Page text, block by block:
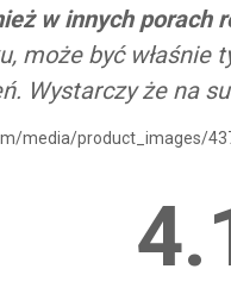
w innych porach
może być właśnie
Wystarczy że na
media/product_images/